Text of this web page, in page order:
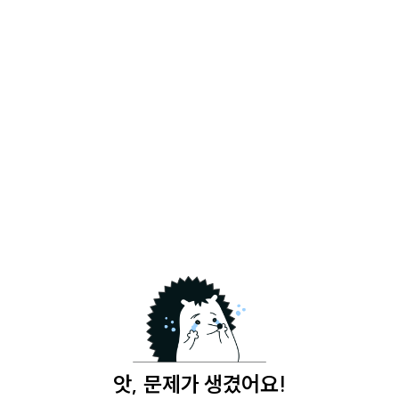
앗, 문제가 생겼어요!